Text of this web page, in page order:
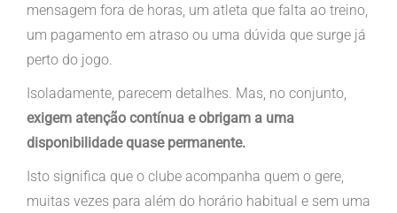
mensagem fora de horas, um atleta que falta ao treino,
um pagamento em atraso ou uma dúvida que surge já
perto do jogo.
Isoladamente, parecem detalhes. Mas, no conjunto,
exigem atenção contínua e obrigam a uma
disponibilidade quase permanente.
Isto significa que o clube acompanha quem o gere,
muitas vezes para além do horário habitual e sem uma